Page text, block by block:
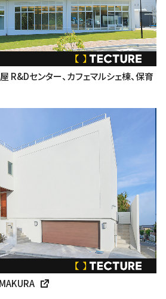
R&Dセンター、カフェマルシェ棟、保育